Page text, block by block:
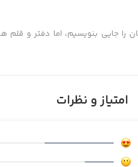
را جایی بنویسیم، اما دفتر
امتیاز و نظرات